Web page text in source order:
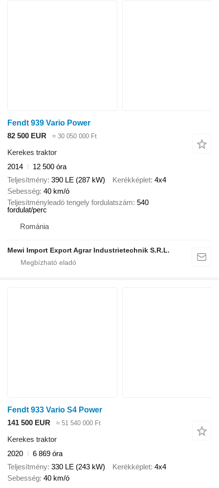
Fendt 939 Vario Power
82 500 EUR
≈ 30 050 000 Ft
Kerekes traktor
2014
12 500 óra
Teljesítmény 390 LE (287 kW) Kerékképlet 4x4
Sebesség 40 km/ó
Teljesítményleadó tengely fordulatszám 540
fordulat/perc
Románia
Mewi Import Export Agrar Industrietechnik S.R.L.
Fendt 933 Vario S4 Power
141 500 EUR
≈ 51 540 000 Ft
Kerekes traktor
2020
6 869 óra
Teljesítmény 330 LE (243 kW) Kerékképlet 4x4
Sebesség 40 km/ó